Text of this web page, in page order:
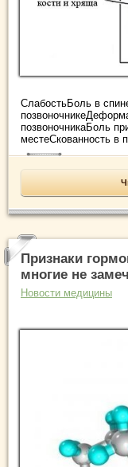
СлабостьБоль в
позвоночникаБоль
местеСкованность в
Признаки
многие не
Новости медицины